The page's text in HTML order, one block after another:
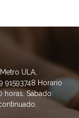
ULA,
91593748 Horario
horas. Sábado: